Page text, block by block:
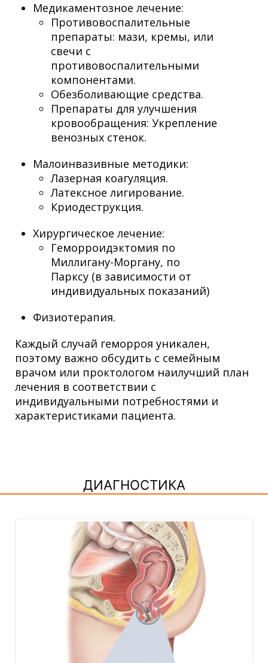
Медикаментозное лечение:
Противовоспалительные
препараты: мази, кремы, или
свечи с
противовоспалительными
компонентами.
Обезболивающие средства.
Препараты для улучшения
кровообращения: Укрепление
венозных стенок.
Малоинвазивные методики:
Лазерная коагуляция.
Латексное лигирование.
Криодеструкция.
Хирургическое лечение:
Геморроидэктомия по
Миллигану-Моргану, по
Парксу (в зависимости от
индивидуальных показаний)
Физиотерапия.
Каждый случай геморроя уникален,
поэтому важно обсудить с семейным
врачом или проктологом наилучший план
лечения в соответствии с
индивидуальными потребностями и
характеристиками пациента.
ДИАГНОСТИКА